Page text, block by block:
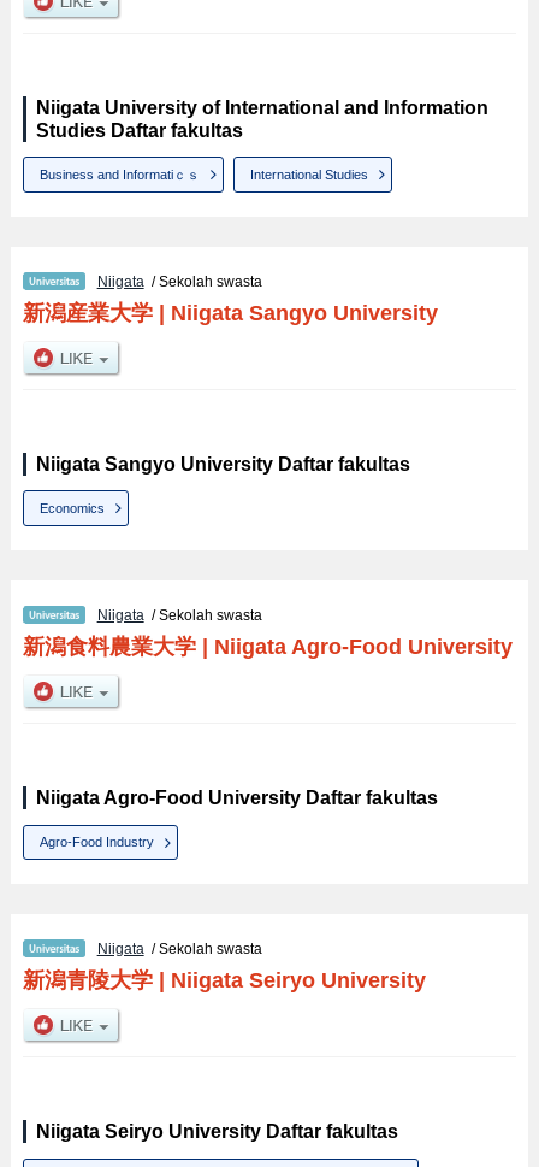
Niigata University of International and Information
Studies Daftar fakultas
Business and Informatiｃｓ International Studies
Niigata/ Sekolah swasta
新潟産業大学| Niigata Sangyo University
Niigata Sangyo University Daftar fakultas
Economics
Niigata/ Sekolah swasta
新潟食料農業大学| Niigata Agro-Food University
Niigata Agro-Food University Daftar fakultas
Agro-Food Industry
Niigata/ Sekolah swasta
新潟青陵大学| Niigata Seiryo University
Niigata Seiryo University Daftar fakultas